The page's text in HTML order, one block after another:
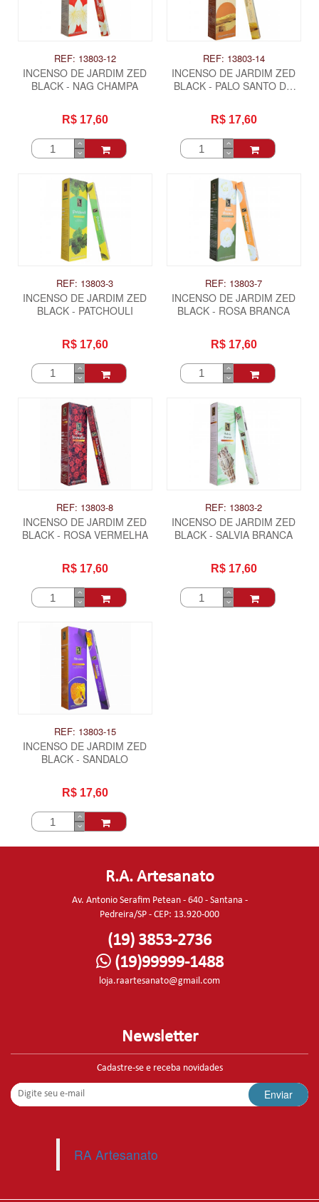
REF: 13803-12
INCENSO DE JARDIM ZED
BLACK - NAG CHAMPA
R$ 17,60
REF: 13803-14
INCENSO DE JARDIM ZED
BLACK - PALO SANTO DO
R$ 17,60
REF: 13803-3
INCENSO DE JARDIM ZED
BLACK - PATCHOULI
R$ 17,60
REF: 13803-7
INCENSO DE JARDIM ZED
BLACK - ROSA BRANCA
R$ 17,60
REF: 13803-8
INCENSO DE JARDIM ZED
BLACK - ROSA VERMELHA
R$ 17,60
REF: 13803-2
INCENSO DE JARDIM ZED
BLACK - SALVIA BRANCA
R$ 17,60
REF: 13803-15
INCENSO DE JARDIM ZED
BLACK - SANDALO
R$ 17,60
R.A. Artesanato
Av. Antonio Serafim Petean - 640 - Santana -
Pedreira/SP - CEP: 13.920-000
(19) 3853-2736
(19)99999-1488
loja.raartesanato@gmail.com
Newsletter
Cadastre-se e receba novidades
Enviar
RA Artesanato